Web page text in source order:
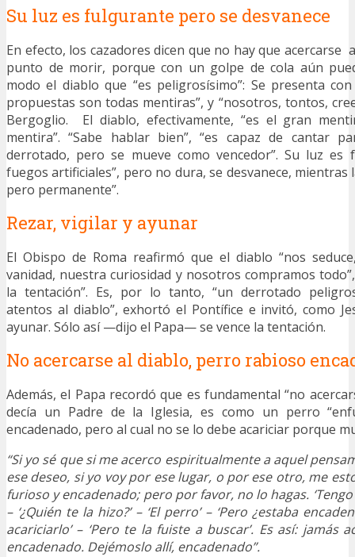
Su luz es fulgurante pero se desvanece
En efecto, los cazadores dicen que no hay que acercarse
punto de morir, porque con un golpe de cola aún
modo el diablo que “es peligrosísimo”: Se presenta
propuestas son todas mentiras”, y “nosotros, tontos,
Bergoglio. El diablo, efectivamente, “es el gran
mentira”. “Sabe hablar bien”, “es capaz de cantar
derrotado, pero se mueve como vencedor”. Su luz es
fuegos artificiales”, pero no dura, se desvanece, mientras
pero permanente”.
Rezar, vigilar y ayunar
El Obispo de Roma reafirmó que el diablo “nos
vanidad, nuestra curiosidad y nosotros compramos
la tentación”. Es, por lo tanto, “un derrotado
atentos al diablo”, exhortó el Pontífice e invitó, como
ayunar. Sólo así —dijo el Papa— se vence la tentación.
No acercarse al diablo, perro rabioso
Además, el Papa recordó que es fundamental “no
decía un Padre de la Iglesia, es como un perro
encadenado, pero al cual no se lo debe acariciar porque
“Si yo sé que si me acerco espiritualmente a aquel
ese deseo, si yo voy por ese lugar, o por ese otro, me
furioso y encadenado; pero por favor, no lo hagas.
– ‘¿Quién te la hizo?’ – ‘El perro’ – ‘Pero ¿estaba
acariciarlo’ – ‘Pero te la fuiste a buscar’. Es así: jamás
encadenado. Dejémoslo allí, encadenado”.